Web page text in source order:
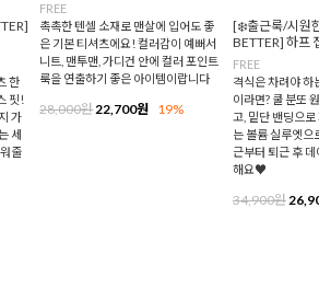
한
핏!
가
세
줄
FREE
촉촉한 텐셀 소재로 맨살에 입어도 좋
은 기본 티셔츠에요! 컬러감이 예뻐서
니트, 맨투맨, 가디건 안에 컬러 포인트
룩을 연출하기 좋은 아이템이랍니다
28,000원22,700원 19%
[❄️출근룩/시원
BETTER] 하프
FREE
격식은 차려야 하
이라면? 쿨 분또
고, 밑단 밴딩으
는 볼륨 실루엣으
근부터 퇴근 후
해요♥
34,900원